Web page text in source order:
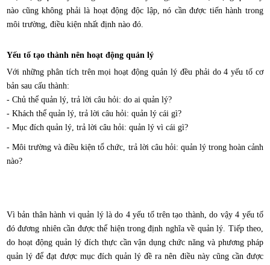
nào cũng không phải là hoạt động độc lập, nó cần được tiến hành trong
môi trường, điều kiện nhất định nào đó.
Yếu tố tạo thành nên hoạt động quản lý
Với những phân tích trên mọi hoạt động quản lý đều phải do 4 yếu tố cơ
bản sau cấu thành:
- Chủ thể quản lý, trả lời câu hỏi: do ai quản lý?
- Khách thể quản lý, trả lời câu hỏi: quản lý cái gì?
- Mục đích quản lý, trả lời câu hỏi: quản lý vì cái gì?
- Môi trường và điều kiện tổ chức, trả lời câu hỏi: quản lý trong hoàn cảnh
nào?
Vì bản thân hành vi quản lý là do 4 yếu tố trên tạo thành, do vậy 4 yếu tố
đó đương nhiên cần được thể hiện trong định nghĩa về quản lý. Tiếp theo,
do hoạt động quản lý đích thực cần vận dụng chức năng và phương pháp
quản lý để đạt được mục đích quản lý đề ra nên điều này cũng cần được